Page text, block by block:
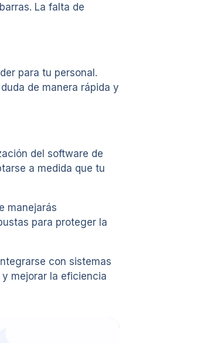
La falta de
para tu personal.
de manera rápida y
del software de
a medida que tu
manejarás
para proteger la
con sistemas
mejorar la eficiencia